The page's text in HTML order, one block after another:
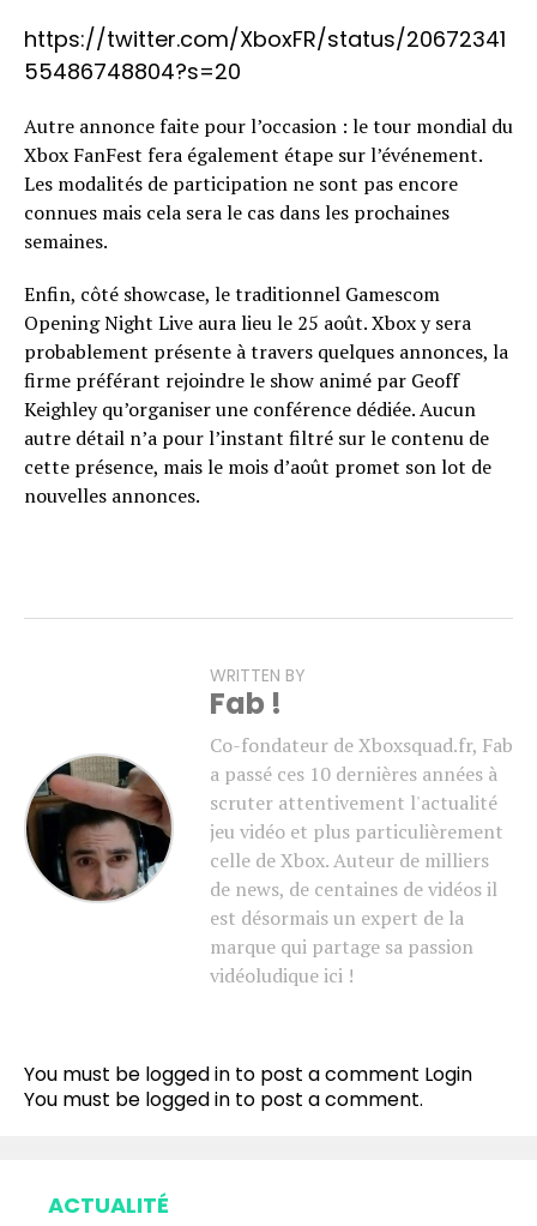
https://twitter.com/XboxFR/status/20672341
55486748804?s=20
Autre annonce faite pour l’occasion : le tour mondial du
Xbox FanFest fera également étape sur l’événement.
Les modalités de participation ne sont pas encore
connues mais cela sera le cas dans les prochaines
semaines.
Enfin, côté showcase, le traditionnel Gamescom
Opening Night Live aura lieu le 25 août. Xbox y sera
probablement présente à travers quelques annonces, la
firme préférant rejoindre le show animé par Geoff
Keighley qu’organiser une conférence dédiée. Aucun
autre détail n’a pour l’instant filtré sur le contenu de
cette présence, mais le mois d’août promet son lot de
nouvelles annonces.
WRITTEN BY
Fab !
Co-fondateur de Xboxsquad.fr, Fab
a passé ces 10 dernières années à
scruter attentivement l'actualité
jeu vidéo et plus particulièrement
celle de Xbox. Auteur de milliers
de news, de centaines de vidéos il
est désormais un expert de la
marque qui partage sa passion
vidéoludique ici !
You must be logged in to post a comment Login
You must be logged in to post a comment.
ACTUALITÉ